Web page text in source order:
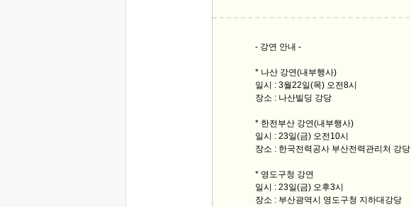
- 강연 안내 -
* 나산 강연(내부행사)
일시 : 3월22일(목) 오전8시
장소 : 나산빌딩 강당
* 한전부산 강연(내부행사)
일시 : 23일(금) 오전10시
장소 : 한국전력공사 부산전력관리처 강당
* 영도구청 강연
일시 : 23일(금) 오후3시
장소 : 부산광역시 영도구청 지하대강당